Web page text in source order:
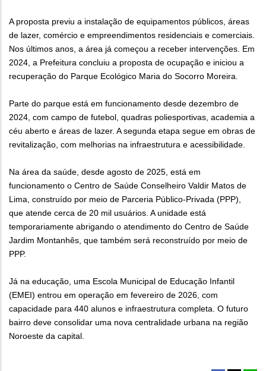
A proposta previu a instalação de equipamentos públicos, áreas
de lazer, comércio e empreendimentos residenciais e comerciais.
Nos últimos anos, a área já começou a receber intervenções. Em
2024, a Prefeitura concluiu a proposta de ocupação e iniciou a
recuperação do Parque Ecológico Maria do Socorro Moreira.
Parte do parque está em funcionamento desde dezembro de
2024, com campo de futebol, quadras poliesportivas, academia a
céu aberto e áreas de lazer. A segunda etapa segue em obras de
revitalização, com melhorias na infraestrutura e acessibilidade.
Na área da saúde, desde agosto de 2025, está em
funcionamento o Centro de Saúde Conselheiro Valdir Matos de
Lima, construído por meio de Parceria Público-Privada (PPP),
que atende cerca de 20 mil usuários. A unidade está
temporariamente abrigando o atendimento do Centro de Saúde
Jardim Montanhês, que também será reconstruído por meio de
PPP.
Já na educação, uma Escola Municipal de Educação Infantil
(EMEI) entrou em operação em fevereiro de 2026, com
capacidade para 440 alunos e infraestrutura completa. O futuro
bairro deve consolidar uma nova centralidade urbana na região
Noroeste da capital.